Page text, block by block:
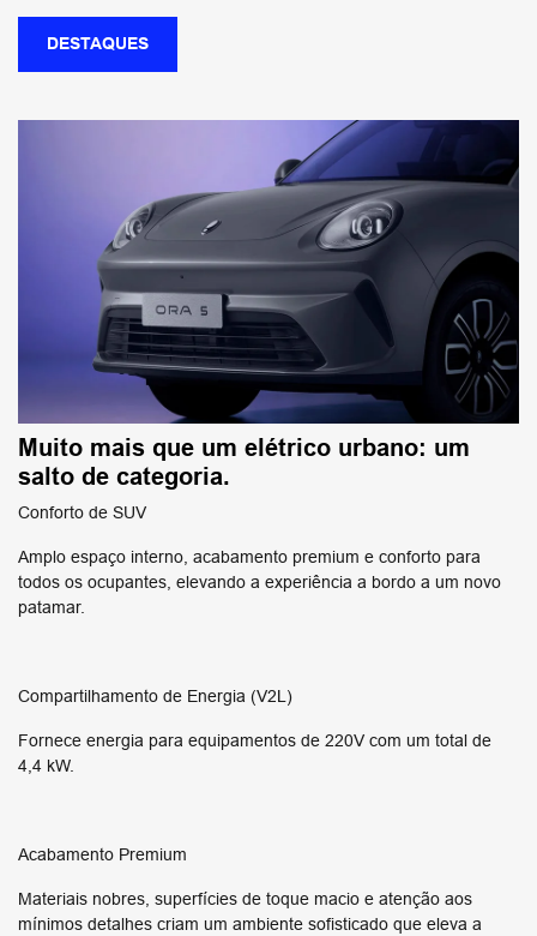
DESTAQUES
Muito mais que um elétrico urbano: um
salto de categoria.
Conforto de SUV
Amplo espaço interno, acabamento premium e conforto para
todos os ocupantes, elevando a experiência a bordo a um novo
patamar.
Compartilhamento de Energia (V2L)
Fornece energia para equipamentos de 220V com um total de
4,4 kW.
Acabamento Premium
Materiais nobres, superfícies de toque macio e atenção aos
mínimos detalhes criam um ambiente sofisticado que eleva a